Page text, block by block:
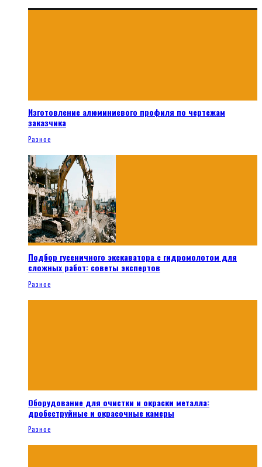
Изготовление алюминиевого профиля по чертежам
заказчика
Разное
Подбор гусеничного экскаватора с гидромолотом для
сложных работ: советы экспертов
Разное
Оборудование для очистки и окраски металла:
дробеструйные и окрасочные камеры
Разное